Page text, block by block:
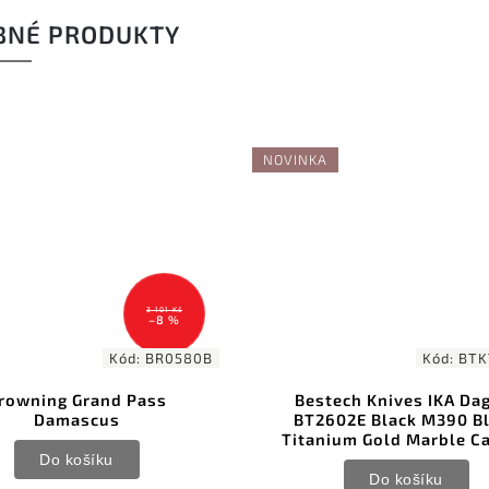
PRODUKTY
3 101 Kč
–8 %
Kód: BR0580B
Grand Pass
Damascus
Do košíku
NOVINKA
Kód:
Bestech Knives IKA
BT2602E Black M390
Titanium Gold Marble
Do košíku